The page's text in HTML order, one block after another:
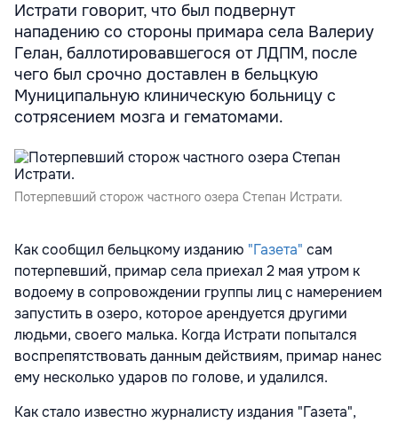
Истрати говорит, что был подвернут
нападению со стороны примара села Валериу
Гелан, баллотировавшегося от ЛДПМ, после
чего был срочно доставлен в бельцкую
Муниципальную клиническую больницу с
сотрясением мозга и гематомами.
Потерпевший сторож частного озера Степан Истрати.
Как сообщил бельцкому изданию "Газета" сам
потерпевший, примар села приехал 2 мая утром к
водоему в сопровождении группы лиц с намерением
запустить в озеро, которое арендуется другими
людьми, своего малька. Когда Истрати попытался
воспрепятствовать данным действиям, примар нанес
ему несколько ударов по голове, и удалился.
Как стало известно журналисту издания "Газета",